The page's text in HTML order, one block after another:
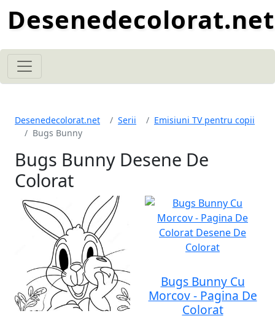
Desenedecolorat.net
Desenedecolorat.net Serii
Emisiuni TV pentru copii
Bugs Bunny
Bugs Bunny Desene De
Colorat
Bugs Bunny Cu
Morcov - Pagina De
Colorat